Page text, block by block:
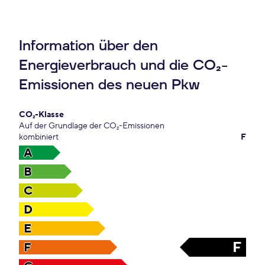
Information über den
Energieverbrauch und die CO₂-
Emissionen des neuen Pkw
CO₂-Klasse
Auf der Grundlage der CO₂-Emissionen
kombiniert
F
A
B
C
D
E
F
F